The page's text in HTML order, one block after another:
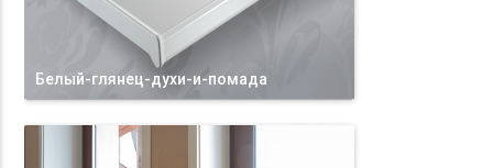
Белый-глянец-духи-и-помада